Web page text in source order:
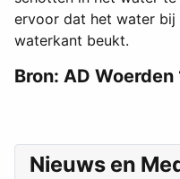
Nieuws en
ervoor dat het water bij
waterkant beukt.
Bron: AD